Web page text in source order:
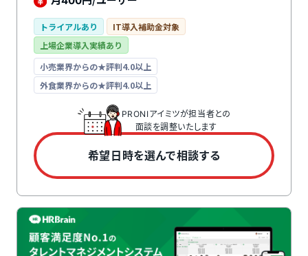
トライアルあり
IT導入補助金対象
上場企業導入実績あり
小売業界からの★評判4.0以上
外食業界からの★評判4.0以上
PRONIアイミツが担当者との
面談を調整いたします
希望日時を選んで相談する